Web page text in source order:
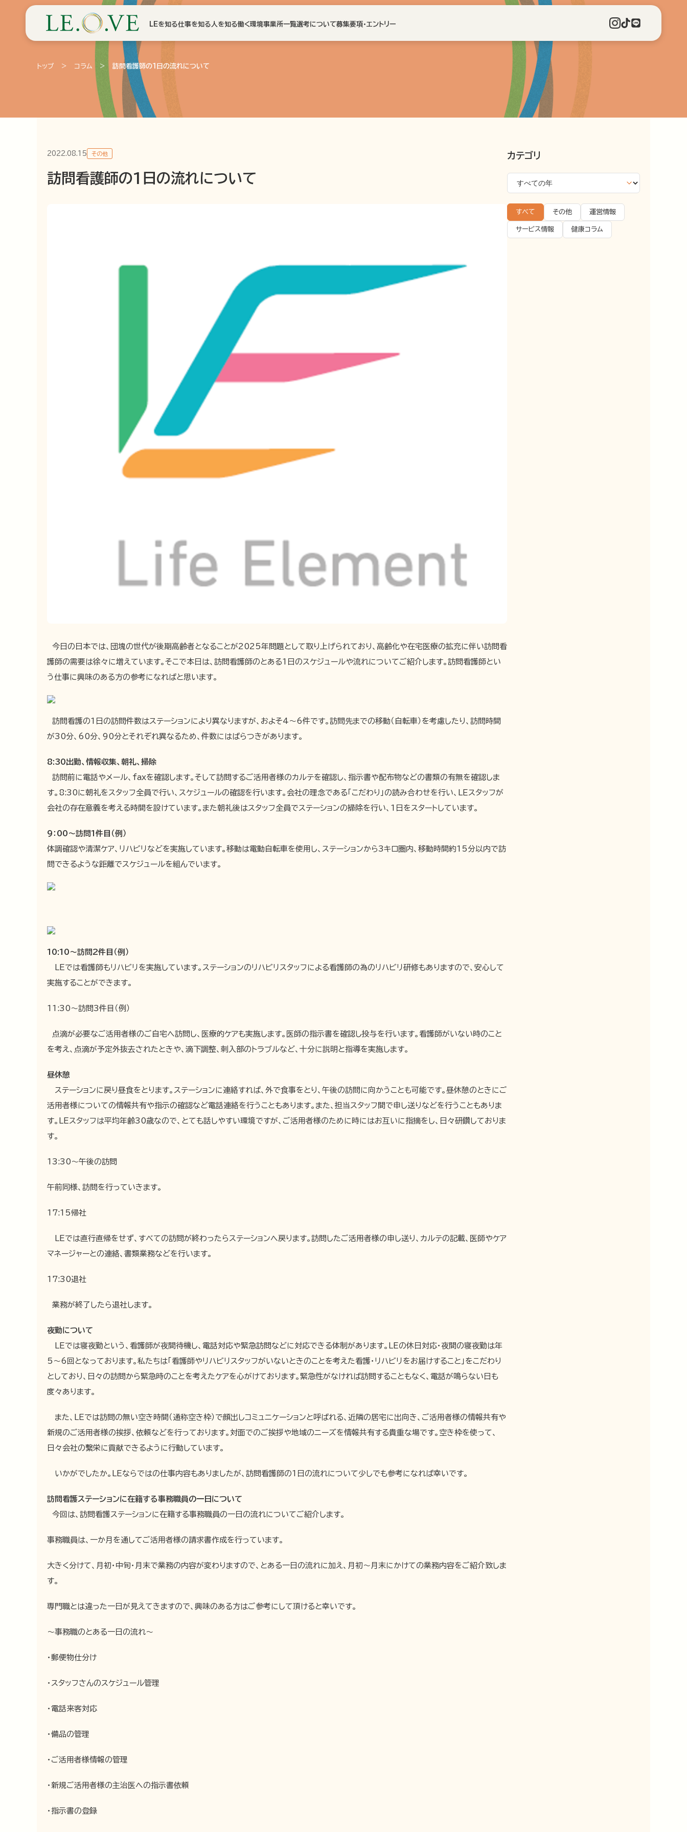
LEを知る仕事を知る 人を知る働く環境事業所一覧選考について募集要項・エントリー
トップ > コラム > 訪問看護師の1日の流れについて
2022.08.15 その他
訪問看護師の1日の流れについて
今日の日本では、団塊の世代が後期高齢者となることが2025年問題として取り上げられており、高齢化や在宅医療の拡充に伴い訪問看
護師の需要は徐々に増えています。そこで本日は、訪問看護師のとある1日のスケジュールや流れについてご紹介します。訪問看護師とい
う仕事に興味のある方の参考になればと思います。
訪問看護の1日の訪問件数はステーションにより異なりますが、およそ4～6件です。訪問先までの移動（自転車）を考慮したり、訪問時間
が30分、60分、90分とそれぞれ異なるため、件数にはばらつきがあります。
8:30出勤、情報収集、朝礼、掃除
訪問前に電話やメール、faxを確認します。そして訪問するご活用者様のカルテを確認し、指示書や配布物などの書類の有無を確認しま
す。8:30に朝礼をスタッフ全員で行い、スケジュールの確認を行います。会社の理念である「こだわり」の読み合わせを行い、LＥスタッフが
会社の存在意義を考える時間を設けています。また朝礼後はスタッフ全員でステーションの掃除を行い、1日をスタートしています。
9：00～訪問1件目（例）
体調確認や清潔ケア、リハビリなどを実施しています。移動は電動自転車を使用し、ステーションから3キロ圏内、移動時間約15分以内で訪
問できるような距離でスケジュールを組んでいます。
10:10～訪問2件目（例）
LEでは看護師もリハビリを実施しています。ステーションのリハビリスタッフによる看護師の為のリハビリ研修もありますので、安心して
実施することができます。
11:30～訪問3件目（例）
点滴が必要なご活用者様のご自宅へ訪問し、医療的ケアも実施します。医師の指示書を確認し投与を行います。看護師がいない時のこと
を考え、点滴が予定外抜去されたときや、滴下調整、刺入部のトラブルなど、十分に説明と指導を実施します。
昼休憩
ステーションに戻り昼食をとります。ステーションに連絡すれば、外で食事をとり、午後の訪問に向かうことも可能です。昼休憩のときにご
活用者様についての情報共有や指示の確認など電話連絡を行うこともあります。また、担当スタッフ間で申し送りなどを行うこともありま
す。LEスタッフは平均年齢30歳なので、とても話しやすい環境ですが、ご活用者様のために時にはお互いに指摘をし、日々研鑽しておりま
す。
13:30～午後の訪問
午前同様、訪問を行っていきます。
17:15帰社
LEでは直行直帰をせず、すべての訪問が終わったらステーションへ戻ります。訪問したご活用者様の申し送り、カルテの記載、医師やケア
マネージャーとの連絡、書類業務などを行います。
17:30退社
業務が終了したら退社します。
夜勤について
LEでは寝夜勤という、看護師が夜間待機し、電話対応や緊急訪問などに対応できる体制があります。LEの休日対応・夜間の寝夜勤は年
5～6回となっております。私たちは「看護師やリハビリスタッフがいないときのことを考えた看護・リハビリをお届けすること」をこだわり
としており、日々の訪問から緊急時のことを考えたケアを心がけております。緊急性がなければ訪問することもなく、電話が鳴らない日も
度々あります。
また、LEでは訪問の無い空き時間（通称空き枠）で顔出しコミュニケーションと呼ばれる、近隣の居宅に出向き、ご活用者様の情報共有や
新規のご活用者様の挨拶、依頼などを行っております。対面でのご挨拶や地域のニーズを情報共有する貴重な場です。空き枠を使って、
日々会社の繫栄に貢献できるように行動しています。
いかがでしたか。LEならではの仕事内容もありましたが、訪問看護師の1日の流れについて少しでも参考になれば幸いです。
訪問看護ステーションに在籍する事務職員の一日について
今回は、訪問看護ステーションに在籍する事務職員の一日の流れについてご紹介します。
事務職員は、一か月を通してご活用者様の請求書作成を行っています。
大きく分けて、月初・中旬・月末で業務の内容が変わりますので、とある一日の流れに加え、月初～月末にかけての業務内容をご紹介致しま
す。
専門職とは違った一日が見えてきますので、興味のある方はご参考にして頂けると幸いです。
～事務職のとある一日の流れ～
・郵便物仕分け
・スタッフさんのスケジュール管理
・電話来客対応
・備品の管理
・ご活用者様情報の管理
・新規ご活用者様の主治医への指示書依頼
・指示書の登録
カテゴリ
すべて その他 運営情報
サービス情報 健康コラム